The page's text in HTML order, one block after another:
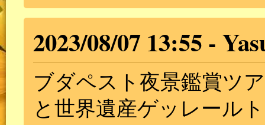
2023/08/07 13:55
ブダペスト夜景鑑賞ツ
と世界遺産ゲッレール